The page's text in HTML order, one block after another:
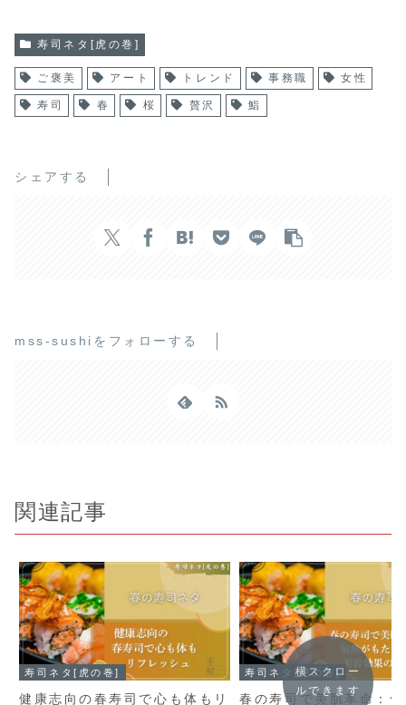
寿司ネタ[虎の巻]
ご褒美 アート トレンド 事務職 女性
寿司 春 桜 贅沢 鮨
シェアする
mss-sushiをフォローする
関連記事
寿司ネタ[虎の巻]
健康志向の春寿司で心も体もリ
寿司ネタ[虎の巻]
春の寿司で美肌革命：
横スクロー
ルできます